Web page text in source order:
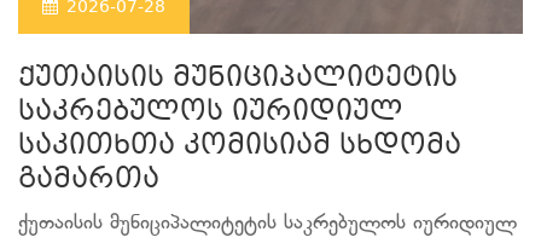
2026-07-28
ქუთაისის მუნიციპალიტეტის
საკრებულოს იურიდიულ
საკითხთა კომისიამ სხდომა
გამართა
ქუთაისის მუნიციპალიტეტის საკრებულოს იურიდიულ